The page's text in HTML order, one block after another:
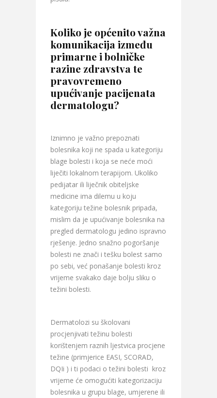
Koliko je općenito važna
komunikacija između
primarne i bolničke
razine zdravstva te
pravovremeno
upućivanje pacijenata
dermatologu?
Iznimno je važno prepoznati
bolesnika koji ne spada u kategoriju
blage bolesti i koja se neće moći
liječiti lokalnom terapijom. Ukoliko
pedijatar ili liječnik obiteljske
medicine ima dilemu u koju
kategoriju težine bolesnik pripada,
mislim da je upućivanje bolesnika na
pregled dermatologu jedino ispravno
rješenje. Jedno snažno pogoršanje
bolesti ne znači i tešku bolest samo
po sebi, već ponašanje bolesti kroz
vrijeme svakako daje bolju sliku o
težini bolesti.
Dermatolozi su školovani
procjenjivati težinu bolesti
korištenjem raznih ljestvica procjene
težine (primjerice EASI, SCORAD,
DQIi ) i ti podaci o težini bolesti kroz
vrijeme će omogućiti kategorizaciju
bolesnika u grupu blage, umjerene ili